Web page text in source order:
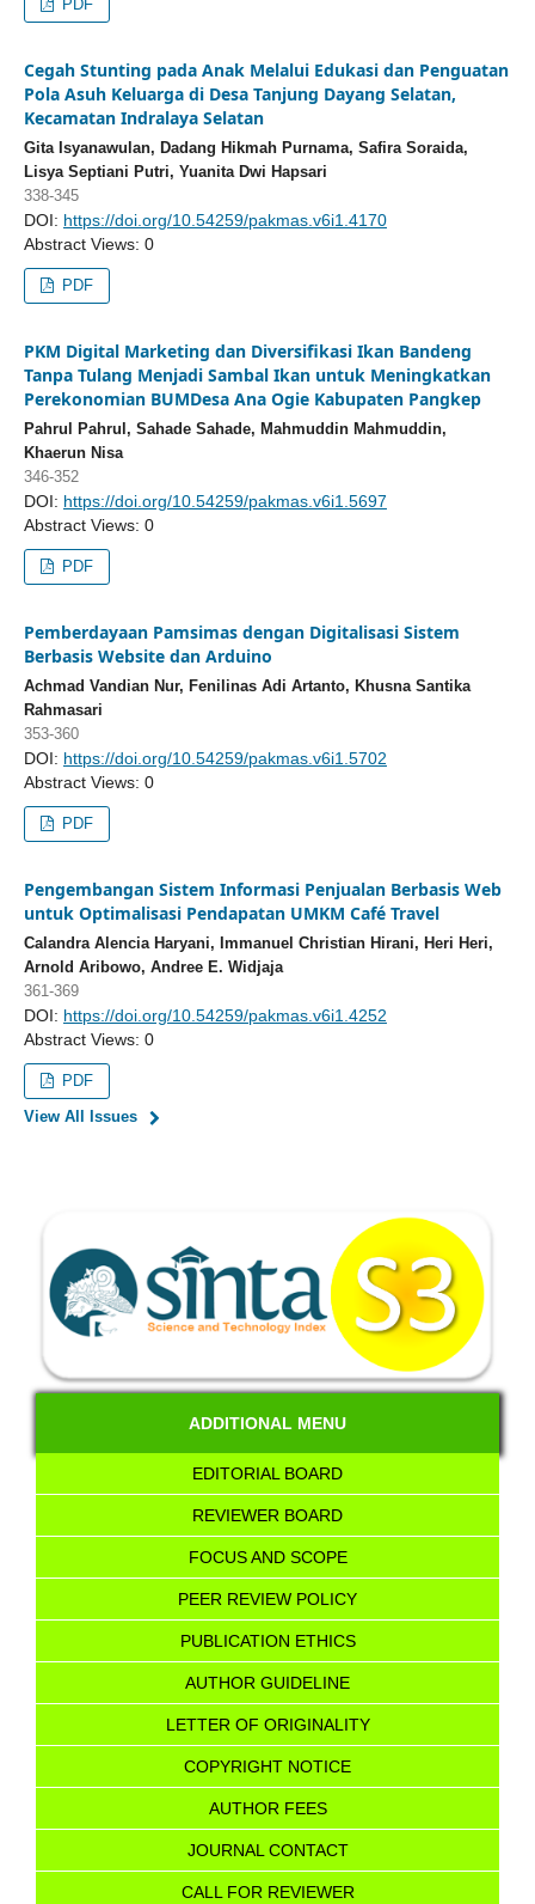
PDF
Cegah Stunting pada Anak Melalui Edukasi dan Penguatan
Pola Asuh Keluarga di Desa Tanjung Dayang Selatan,
Kecamatan Indralaya Selatan
Gita Isyanawulan, Dadang Hikmah Purnama, Safira Soraida,
Lisya Septiani Putri, Yuanita Dwi Hapsari
338-345
DOI: https://doi.org/10.54259/pakmas.v6i1.4170
Abstract Views: 0
PDF
PKM Digital Marketing dan Diversifikasi Ikan Bandeng
Tanpa Tulang Menjadi Sambal Ikan untuk Meningkatkan
Perekonomian BUMDesa Ana Ogie Kabupaten Pangkep
Pahrul Pahrul, Sahade Sahade, Mahmuddin Mahmuddin,
Khaerun Nisa
346-352
DOI: https://doi.org/10.54259/pakmas.v6i1.5697
Abstract Views: 0
PDF
Pemberdayaan Pamsimas dengan Digitalisasi Sistem
Berbasis Website dan Arduino
Achmad Vandian Nur, Fenilinas Adi Artanto, Khusna Santika
Rahmasari
353-360
DOI: https://doi.org/10.54259/pakmas.v6i1.5702
Abstract Views: 0
PDF
Pengembangan Sistem Informasi Penjualan Berbasis Web
untuk Optimalisasi Pendapatan UMKM Café Travel
Calandra Alencia Haryani, Immanuel Christian Hirani, Heri Heri,
Arnold Aribowo, Andree E. Widjaja
361-369
DOI: https://doi.org/10.54259/pakmas.v6i1.4252
Abstract Views: 0
PDF
View All Issues
ADDITIONAL MENU
EDITORIAL BOARD
REVIEWER BOARD
FOCUS AND SCOPE
PEER REVIEW POLICY
PUBLICATION ETHICS
AUTHOR GUIDELINE
LETTER OF ORIGINALITY
COPYRIGHT NOTICE
AUTHOR FEES
JOURNAL CONTACT
CALL FOR REVIEWER